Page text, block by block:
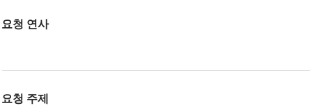
요청 연사
요청 주제